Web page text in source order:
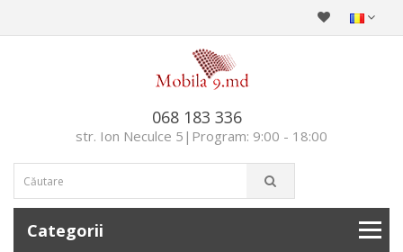
068 183 336
str. Ion Neculce 5|Program: 9:00 - 18:00
Categorii